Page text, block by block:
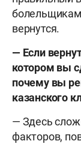
вернутся.
— Если
котором вы
почему вы
казанского
— Здесь
факторов,